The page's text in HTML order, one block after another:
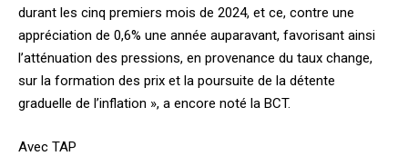
durant les cinq premiers mois de 2024, et ce, contre une
appréciation de 0,6% une année auparavant, favorisant ainsi
l’atténuation des pressions, en provenance du taux change,
sur la formation des prix et la poursuite de la détente
graduelle de l’inflation », a encore noté la BCT.
Avec TAP